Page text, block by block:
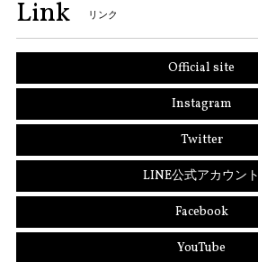
Link リンク
Official site
Instagram
Twitter
LINE公式アカウント
Facebook
YouTube